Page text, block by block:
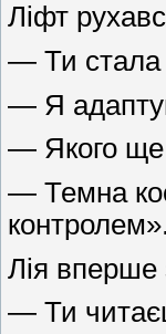
Ліфт
— Ти стала
— Я
— Якого ще
— Темна
контролем».
Лія вперше
— Ти читаєш